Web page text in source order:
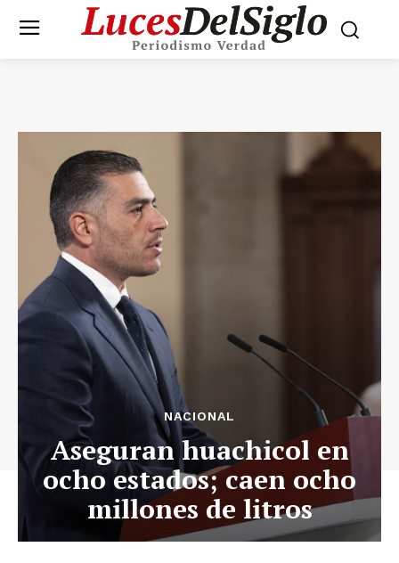
NACIONAL
Aseguran huachicol en
ocho estados; caen ocho
millones de litros